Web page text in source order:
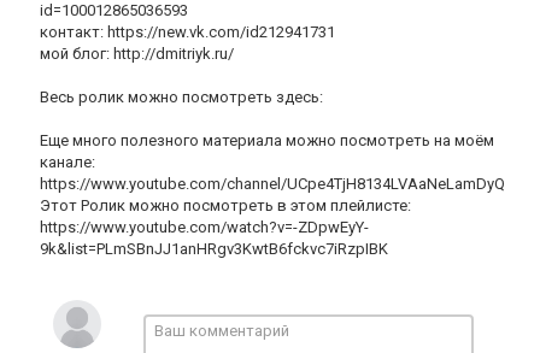
id=100012865036593
контакт: https://new.vk.com/id212941731
мой блог: http://dmitriyk.ru/
Весь ролик можно посмотреть здесь:
Еще много полезного материала можно посмотреть на моём
канале:
https://www.youtube.com/channel/UCpe4TjH8134LVAaNeLamDyQ
Этот Ролик можно посмотреть в этом плейлисте:
https://www.youtube.com/watch?v=-ZDpwEyY-
9k&list=PLmSBnJJ1anHRgv3KwtB6fckvc7iRzpIBK